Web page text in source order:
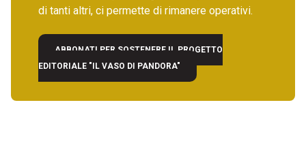
di tanti altri, ci permette di rimanere operativi.
ABBONATI PER SOSTENERE IL PROGETTO
EDITORIALE "IL VASO DI PANDORA"